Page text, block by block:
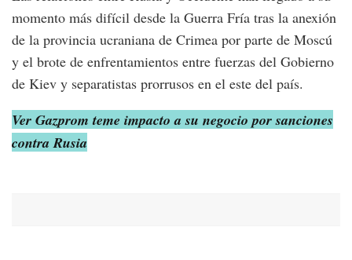
momento más difícil desde la Guerra Fría tras la anexión
de la provincia ucraniana de Crimea por parte de Moscú
y el brote de enfrentamientos entre fuerzas del Gobierno
de Kiev y separatistas prorrusos en el este del país.
Ver Gazprom teme impacto a su negocio por sanciones
contra Rusia